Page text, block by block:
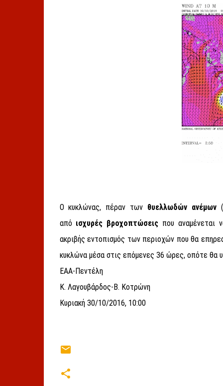
Ο κυκλώνας, πέραν των θυελλωδών ανέμων
από ισχυρές βροχοπτώσεις που αναμένεται
ακριβής εντοπισμός των περιοχών που θα
κυκλώνα μέσα στις επόμενες 36 ώρες, οπότε θα
ΕΑΑ-Πεντέλη
Κ. Λαγουβάρδος-Β. Κοτρώνη
Κυριακή 30/10/2016, 10:00